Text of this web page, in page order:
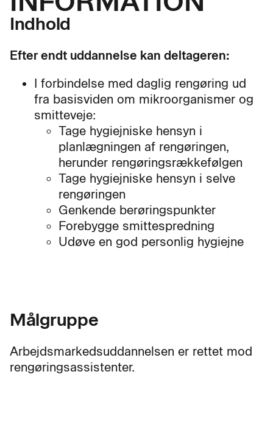
Indhold
Efter endt uddannelse kan deltageren:
I forbindelse med daglig rengøring ud
fra basisviden om mikroorganismer og
smitteveje:
Tage hygiejniske hensyn i
planlægningen af rengøringen,
herunder rengøringsrækkefølgen
Tage hygiejniske hensyn i selve
rengøringen
Genkende berøringspunkter
Forebygge smittespredning
Udøve en god personlig hygiejne
Målgruppe
Arbejdsmarkedsuddannelsen er rettet mod
rengøringsassistenter.